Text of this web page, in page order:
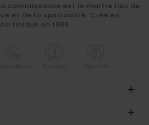
connaissance est le maître lieu de
et de la spiritualité. Créé en
en 1986.

